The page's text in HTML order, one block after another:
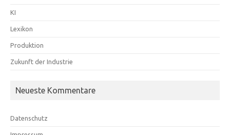
KI
Lexikon
Produktion
Zukunft der Industrie
Neueste Kommentare
Datenschutz